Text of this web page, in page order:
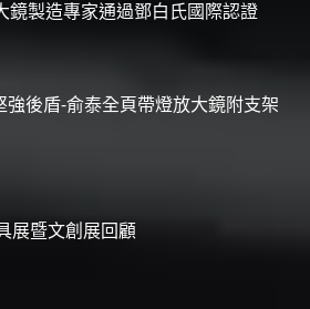
鏡製造專家通過鄧白氏國際認證
後盾-俞泰全頁帶燈放大鏡附支架
展暨文創展回顧